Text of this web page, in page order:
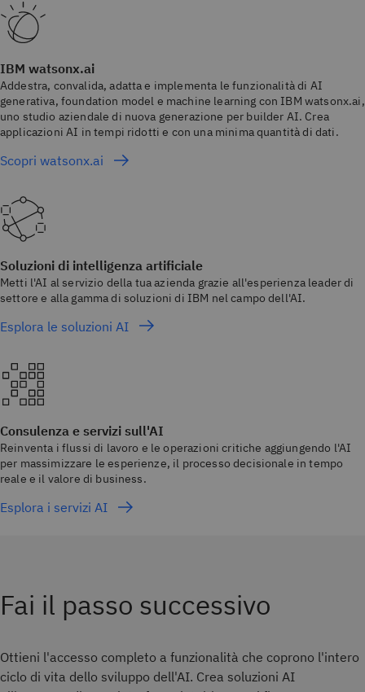
IBM watsonx.ai
Addestra, convalida, adatta e implementa le funzionalità di AI
generativa, foundation model e machine learning con IBM watsonx.ai,
uno studio aziendale di nuova generazione per builder AI. Crea
applicazioni AI in tempi ridotti e con una minima quantità di dati.
Scopri watsonx.ai
Soluzioni di intelligenza artificiale
Metti l'AI al servizio della tua azienda grazie all'esperienza leader di
settore e alla gamma di soluzioni di IBM nel campo dell'AI.
Esplora le soluzioni AI
Consulenza e servizi sull'AI
Reinventa i flussi di lavoro e le operazioni critiche aggiungendo l'AI
per massimizzare le esperienze, il processo decisionale in tempo
reale e il valore di business.
Esplora i servizi AI
Fai il passo successivo
Ottieni l'accesso completo a funzionalità che coprono l'intero
ciclo di vita dello sviluppo dell'AI. Crea soluzioni AI